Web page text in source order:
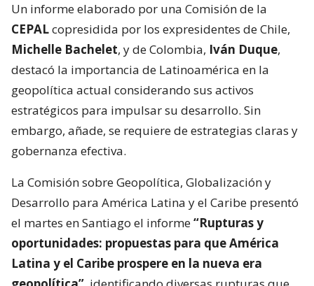
Un informe elaborado por una Comisión de la
CEPALcopresidida por los expresidentes de Chile,
Michelle Bachelet, y de Colombia, Iván Duque,
destacó la importancia de Latinoamérica en la
geopolítica actual considerando sus activos
estratégicos para impulsar su desarrollo. Sin
embargo, añade, se requiere de estrategias claras y
gobernanza efectiva.
La Comisión sobre Geopolítica, Globalización y
Desarrollo para América Latina y el Caribe presentó
el martes en Santiago el informe“Rupturas y
oportunidades: propuestas para que América
Latina y el Caribe prospere en la nueva era